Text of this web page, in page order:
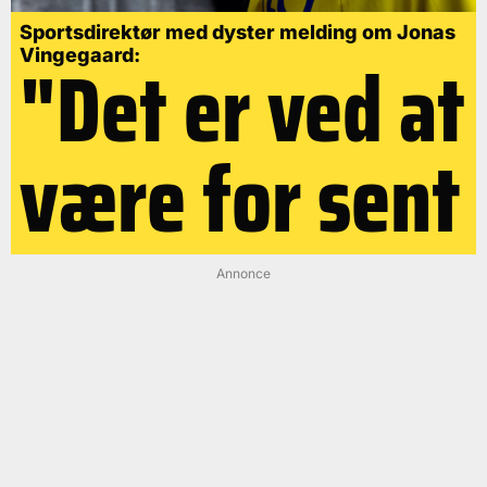
Sportsdirektør med dyster melding om Jonas
Vingegaard:
"Det er ved at
være for sent
Annonce